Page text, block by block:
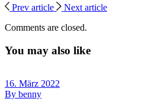
Prev article
Next article
Comments are closed.
You may also like
16. März 2022
By benny